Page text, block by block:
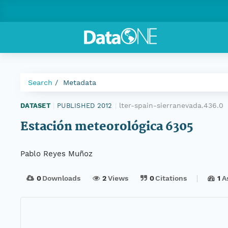
Search Metadata
DATASET PUBLISHED 2012 lter-spain-sierranevada.436.0
Estación meteorológica 6305
Pablo Reyes Muñoz
0Downloads 2Views 0Citations 1